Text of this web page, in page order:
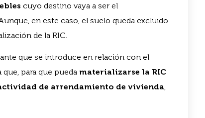
cuyo destino vaya a ser el
Aunque, en este caso, el suelo queda excluido
de la RIC.
que se introduce en relación con el
para que pueda materializarse la RIC
de arrendamiento de vivienda,